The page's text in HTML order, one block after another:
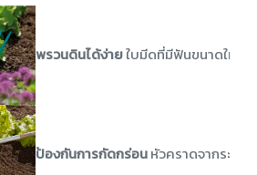
พรวนดินได้ง่ายใบมีดที่มีฟันขนาดใหญ่ช่
ป้องกันการกัดกร่อนหัวคราดจากระบ